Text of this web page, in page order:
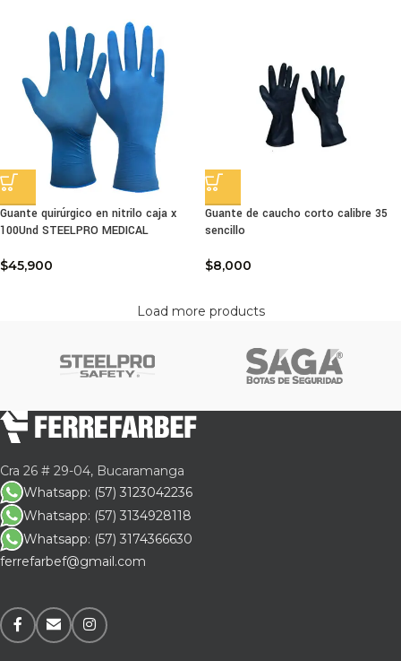
Guante quirúrgico en nitrilo caja x
100Und STEELPRO MEDICAL
$45,900
Guante de caucho corto calibre 35
sencillo
$8,000
Load more products
Cra 26 # 29-04, Bucaramanga
Whatsapp: (57) 3123042236
Whatsapp: (57) 3134928118
Whatsapp: (57) 3174366630
ferrefarbef@gmail.com